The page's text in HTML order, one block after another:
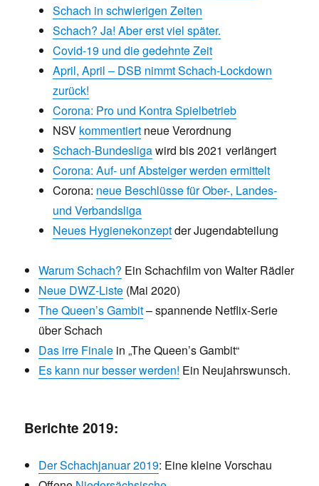
Schach in schwierigen Zeiten
Schach? Ja! Aber erst viel später.
Covid-19 und die gedehnte Zeit
April, April – DSB nimmt Schach-Lockdown
zurück!
Corona: Pro und Kontra Spielbetrieb
NSV kommentiert neue Verordnung
Schach-Bundesligawird bis 2021 verlängert
Corona: Auf- unf Absteiger werden ermittelt
Corona: neue Beschlüsse für Ober-, Landes-
und Verbandsliga
Neues Hygienekonzeptder Jugendabteilung
Warum Schach? Ein Schachfilm von Walter Rädler
Neue DWZ-Liste (Mai 2020)
The Queen’s Gambit– spannende Netflix-Serie
über Schach
Das irre Finale in „The Queen’s Gambit“
Es kann nur besser werden! Ein Neujahrswunsch.
Berichte 2019:
Der Schachjanuar 2019: Eine kleine Vorschau